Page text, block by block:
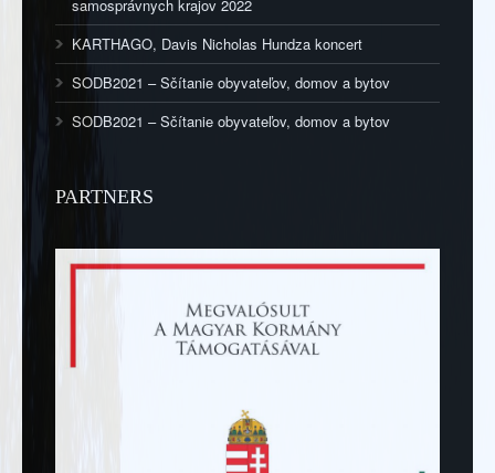
samosprávnych krajov 2022
KARTHAGO, Davis Nicholas Hundza koncert
SODB2021 – Sčítanie obyvateľov, domov a bytov
SODB2021 – Sčítanie obyvateľov, domov a bytov
PARTNERS